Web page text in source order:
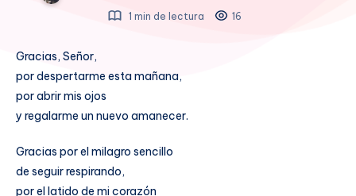
1 min de lectura
16
Gracias, Señor,
por despertarme esta mañana,
por abrir mis ojos
y regalarme un nuevo amanecer.
Gracias por el milagro sencillo
de seguir respirando,
por el latido de mi corazón